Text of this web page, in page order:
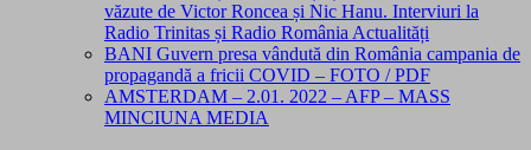
văzute de Victor Roncea și Nic Hanu. Interviuri la
Radio Trinitas și Radio România Actualități
BANI Guvern presa vândută din România campania de
propagandă a fricii COVID – FOTO / PDF
AMSTERDAM – 2.01. 2022 – AFP – MASS
MINCIUNA MEDIA